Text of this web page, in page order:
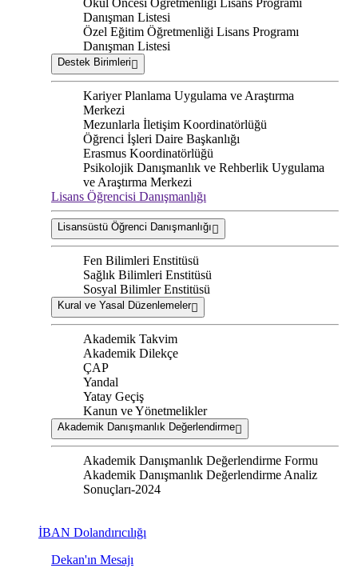
Okul Öncesi Öğretmenliği Lisans Programı
Danışman Listesi
Özel Eğitim Öğretmenliği Lisans Programı
Danışman Listesi
Destek Birimleri
Kariyer Planlama Uygulama ve Araştırma
Merkezi
Mezunlarla İletişim Koordinatörlüğü
Öğrenci İşleri Daire Başkanlığı
Erasmus Koordinatörlüğü
Psikolojik Danışmanlık ve Rehberlik Uygulama
ve Araştırma Merkezi
Lisans Öğrencisi Danışmanlığı
Lisansüstü Öğrenci Danışmanlığı
Fen Bilimleri Enstitüsü
Sağlık Bilimleri Enstitüsü
Sosyal Bilimler Enstitüsü
Kural ve Yasal Düzenlemeler
Akademik Takvim
Akademik Dilekçe
ÇAP
Yandal
Yatay Geçiş
Kanun ve Yönetmelikler
Akademik Danışmanlık Değerlendirme
Akademik Danışmanlık Değerlendirme Formu
Akademik Danışmanlık Değerlendirme Analiz
Sonuçları-2024
İBAN Dolandırıcılığı
Dekan'ın Mesajı